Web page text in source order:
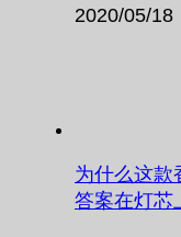
2020/05/18
为什么这款
答案在灯芯